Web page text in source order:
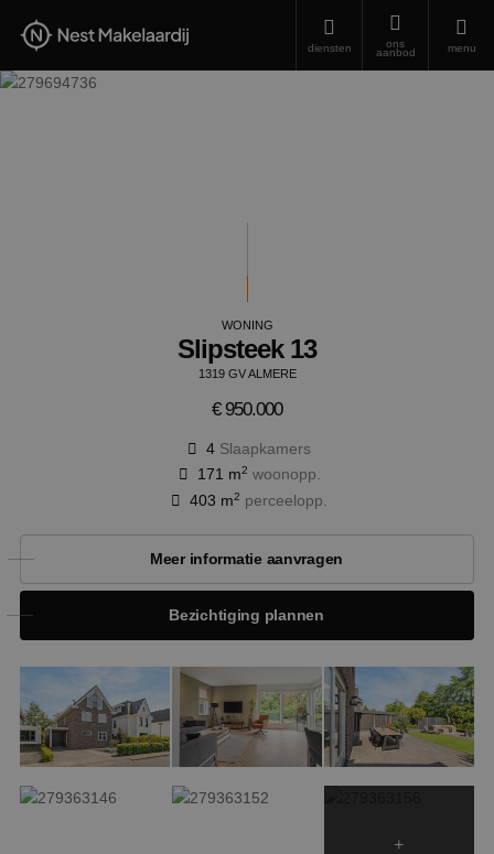
diensten ons
aanbod menu
WONING
Slipsteek 13
1319 GV ALMERE
€ 950.000
4 Slaapkamers
171 m2 woonopp.
403 m2 perceelopp.
Bezichtiging plannen
Meer informatie aanvragen